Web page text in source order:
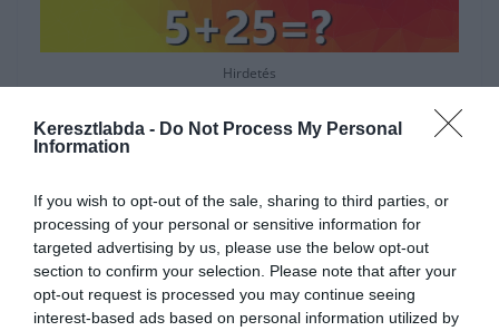
Keresztlabda - Do Not Process My Personal
Information
If you wish to opt-out of the sale, sharing to third parties, or
processing of your personal or sensitive information for
targeted advertising by us, please use the below opt-out
section to confirm your selection. Please note that after your
opt-out request is processed you may continue seeing
interest-based ads based on personal information utilized by
Hirdetés